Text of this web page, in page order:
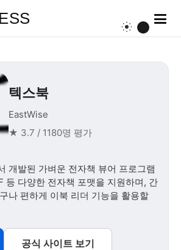
텍스북
EastWise
★ 3.7 / 1180명 평가
개발된 가벼운 전자책 뷰어 프로그램
등 다양한 전자책 포맷을 지원하며, 간
나 편하게 이북 리더 기능을 활용할
공식 사이트 보기